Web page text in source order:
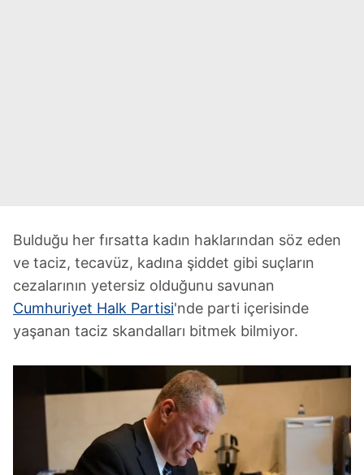
Bulduğu her fırsatta kadın haklarından söz eden
ve taciz, tecavüz, kadına şiddet gibi suçların
cezalarının yetersiz olduğunu savunan
Cumhuriyet Halk Partisi'nde parti içerisinde
yaşanan taciz skandalları bitmek bilmiyor.